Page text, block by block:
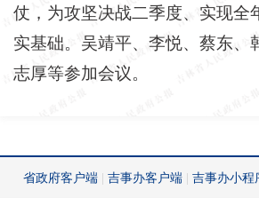
仗，为攻坚决战二季度、实现全
实基础。吴靖平、李悦、蔡东、
志厚等参加会议。